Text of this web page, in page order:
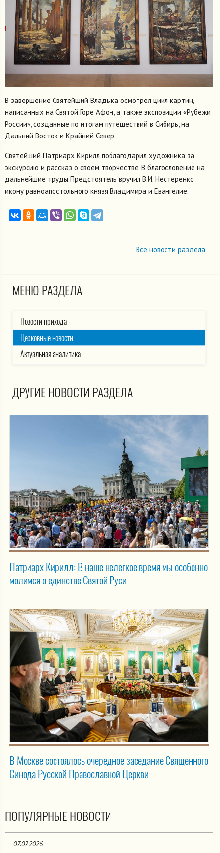
В завершение Святейший Владыка осмотрел цикл картин,
написанных на Святой Горе Афон, а также экспозиции «Рубежи
России», созданные по итогам путешествий в Сибирь, на
Дальний Восток и Крайний Север.
Святейший Патриарх Кирилл поблагодарил художника за
экскурсию и рассказ о своем творчестве. В благословение на
дальнейшие труды Предстоятель вручил В.И. Нестеренко
икону равноапостольного князя Владимира и Евангелие.
Все новости раздела
МЕНЮ РАЗДЕЛА
Новости прихода
Церковные новости
Актуальная аналитика
ДРУГИЕ НОВОСТИ РАЗДЕЛА
Патриарх Кирилл: В наше нелегкое время мы особенно
молимся о единстве Святой Руси
В Москве состоялось очередное заседание Священного
Синода Русской Православной Церкви
ПОПУЛЯРНЫЕ НОВОСТИ
07.07.2026